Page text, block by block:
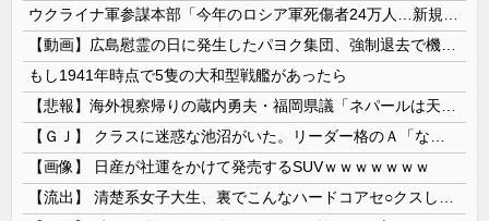
もし1941年時点で5隻の大和型戦艦があったら
【画像】 日産が社運をかけて発売するSUVｗｗｗｗｗｗｗ